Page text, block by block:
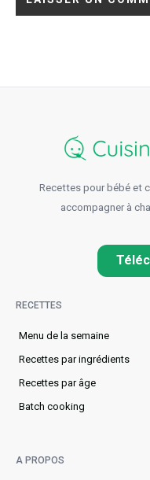
Recettes pour bébé et
accompagner à
RECETTES
Menu de la semaine​
Recettes par ingrédients
Recettes par âge
Batch cooking
A PROPOS